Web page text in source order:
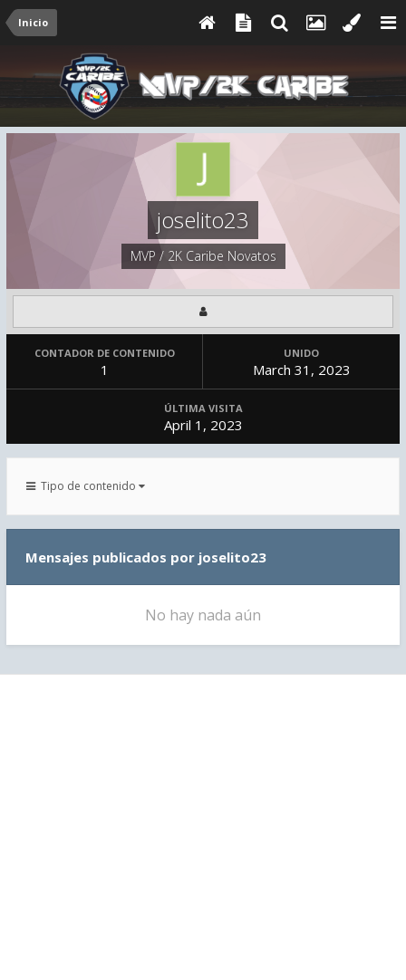
Inicio
joselito23
MVP / 2K Caribe Novatos
CONTADOR DE CONTENIDO
1
UNIDO
March 31, 2023
ÚLTIMA VISITA
April 1, 2023
Tipo de contenido
Mensajes publicados por joselito23
No hay nada aún